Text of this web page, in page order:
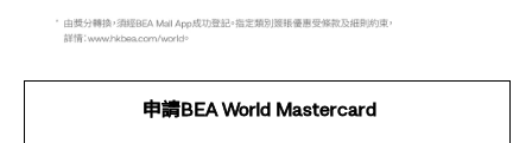
申請BEA World Mastercard